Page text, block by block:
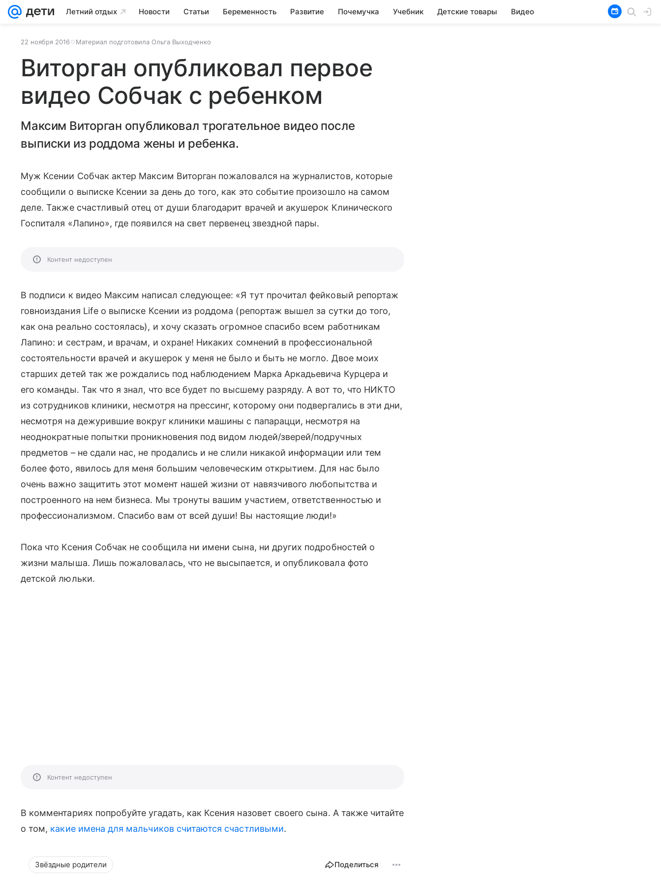
Летний отдых Новости Статьи Беременность Развитие Почемучка Учебник Детские товары Видео
22 ноября 2016 Материал подготовила Ольга Выходченко
Виторган опубликовал первое
видео Собчак с ребенком
Максим Виторган опубликовал трогательное видео после
выписки из роддома жены и ребенка.
Муж Ксении Собчак актер Максим Виторган пожаловался на журналистов, которые
сообщили о выписке Ксении за день до того, как это событие произошло на самом
деле. Также счастливый отец от души благодарит врачей и акушерок Клинического
Госпиталя «Лапино», где появился на свет первенец звездной пары.
Контент недоступен
В подписи к видео Максим написал следующее: «Я тут прочитал фейковый репортаж
говноиздания Life о выписке Ксении из роддома (репортаж вышел за сутки до того,
как она реально состоялась), и хочу сказать огромное спасибо всем работникам
Лапино: и сестрам, и врачам, и охране! Никаких сомнений в профессиональной
состоятельности врачей и акушерок у меня не было и быть не могло. Двое моих
старших детей так же рождались под наблюдением Марка Аркадьевича Курцера и
его команды. Так что я знал, что все будет по высшему разряду. А вот то, что НИКТО
из сотрудников клиники, несмотря на прессинг, которому они подвергались в эти дни,
несмотря на дежурившие вокруг клиники машины с папарацци, несмотря на
неоднократные попытки проникновения под видом людей/зверей/подручных
предметов – не сдали нас, не продались и не слили никакой информации или тем
более фото, явилось для меня большим человеческим открытием. Для нас было
очень важно защитить этот момент нашей жизни от навязчивого любопытства и
построенного на нем бизнеса. Мы тронуты вашим участием, ответственностью и
профессионализмом. Спасибо вам от всей души! Вы настоящие люди!»
Пока что Ксения Собчак не сообщила ни имени сына, ни других подробностей о
жизни малыша. Лишь пожаловалась, что не высыпается, и опубликовала фото
детской люльки.
Контент недоступен
В комментариях попробуйте угадать, как Ксения назовет своего сына. А также читайте
о том, какие имена для мальчиков считаются счастливыми.
Звёздные родители Поделиться